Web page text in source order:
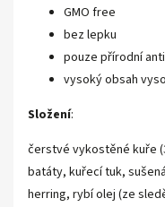
GMO free
bez lepku
pouze přírodní
vysoký obsah
Složení:
čerstvé vykostěné kuře
batáty, kuřecí tuk,
herring, rybí olej (ze